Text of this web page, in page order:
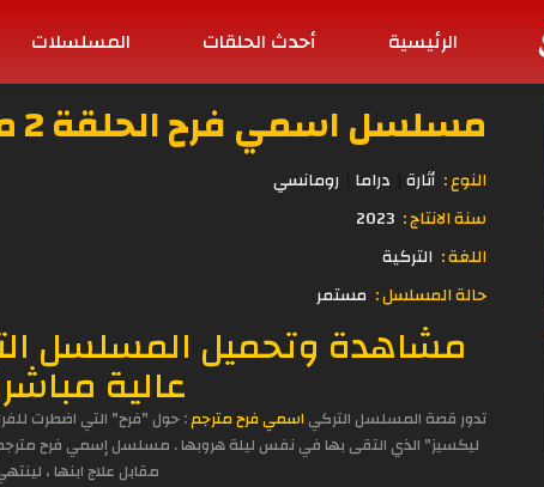
الرئيسية أحدث الحلقات المسلسلات
مسلسل اسمي فرح الحلقة 2 مترجمة HD
النوع : أثارة دراما رومانسي
سنة الانتاج : 2023
اللغة : التركية
حالة المسلسل : مستمر
عالية تدور قصة المسلسل التركي اسمي فرح مترجم: حول "فرح" التي اضطرت
ليكسيز" الذي التقى بها في نفس ليلة هروبها . مسلسل إسمي فرح مترجم
مقابل علاج ابنها ،